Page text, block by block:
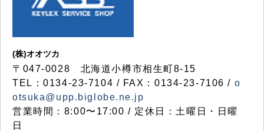
(株)オオツカ
〒047-0028 北海道小樽市相生町8-15
TEL：0134-23-7104 / FAX：0134-23-7106 / o
otsuka@upp.biglobe.ne.jp
営業時間：8:00〜17:00 / 定休日：土曜日・日曜
日